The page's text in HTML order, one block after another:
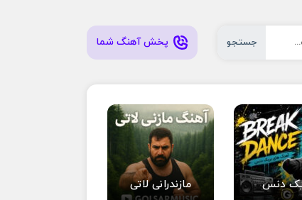
جستجو پخش آهنگ شما
دنس مازندرانی لاتی